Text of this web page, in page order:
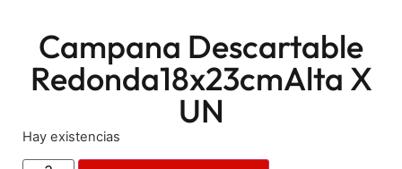
Campana Descartable
Redonda18x23cmAlta X
UN
Hay existencias